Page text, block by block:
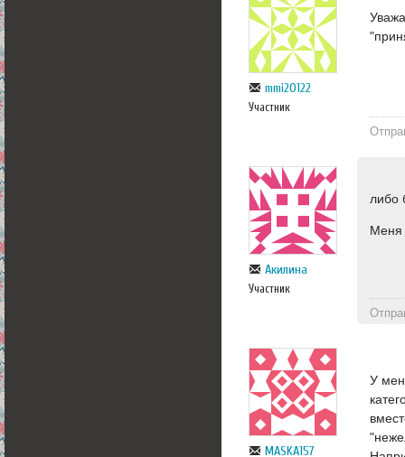
mmi20122
Участник
Акилина
Участник
либо
Меня
MASKA157
У